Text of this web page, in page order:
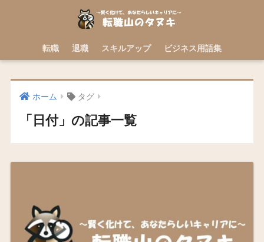
転職 退職 スキルアップ ビジネス用語集
ホーム タグ
「日付」の記事一覧